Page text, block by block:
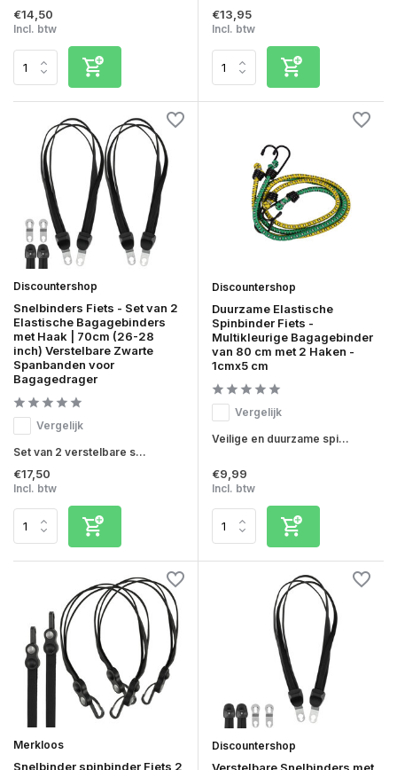
€14,50
Incl. btw
€13,95
Incl. btw
Discountershop
Snelbinders Fiets - Set van 2
Elastische Bagagebinders
met Haak | 70cm (26-28
inch) Verstelbare Zwarte
Spanbanden voor
Bagagedrager
Vergelijk
Set van 2 verstelbare s...
€17,50
Incl. btw
Discountershop
Duurzame Elastische
Spinbinder Fiets -
Multikleurige Bagagebinder
van 80 cm met 2 Haken -
1cmx5 cm
Vergelijk
Veilige en duurzame spi...
€9,99
Incl. btw
Merkloos
Snelbinder spinbinder Fiets 2
Discountershop